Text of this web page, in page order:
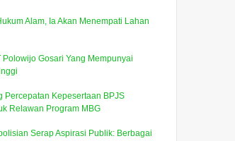
Alam, Ia Akan Menempati Lahan
Gosari Yang Mempunyai
Percepatan Kepesertaan BPJS
Relawan Program MBG
Serap Aspirasi Publik: Berbagai